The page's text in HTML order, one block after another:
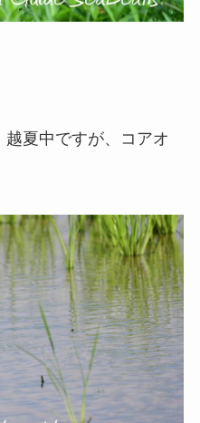
夏中ですが、コアオ